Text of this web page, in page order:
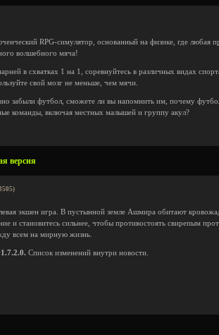
RPG-симулятор, основанный на физике, где любая
волшебного мяча!
в схватках 1 на 1, соревнуйтесь в различных видах
свой мозг не меньше, чем мячи.
забыли футбол, сможете ли вы напомнить им, почему
команды, включая местных малышей и группу акул?
версия
экшен игра. В пустынной земле Ашмира обитают
и становитесь сильнее, чтобы противостоять свирепым
всем на мирную жизнь.
Список изменений внутри новости.